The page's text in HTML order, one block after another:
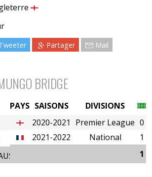
Partager Mail
BRIDGE
PAYS SAISONS
DIVISIONS
2020-2021
Premier League 0
2021-2022
National 1
1